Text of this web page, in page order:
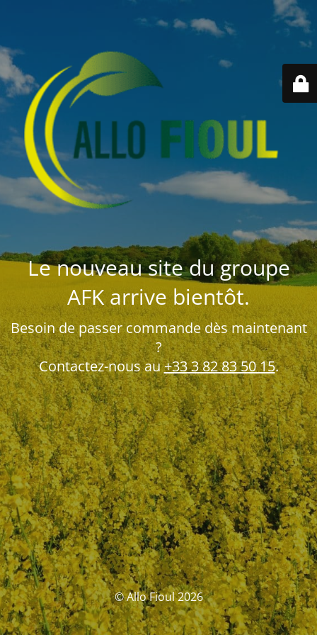
Le nouveau site du groupe
AFK arrive bientôt.
Besoin de passer commande dès maintenant
?
Contactez-nous au+33 3 82 83 50 15.
© Allo Fioul 2026